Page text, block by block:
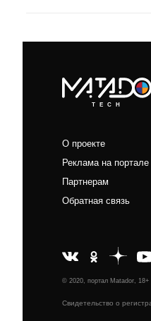
TECH
О проекте
Реклама на портале
Партнерам
Обратная связь
© 2020, портал Matador, 18+
Свидетельство о